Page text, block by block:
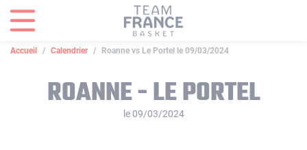
Accueil Calendrier Roanne vs Le Portel le 09/03/2024
ROANNE - LE PORTEL
le 09/03/2024
Panneau de gestion des cookies